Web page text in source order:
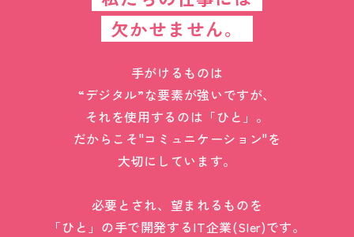
欠かせません。
手がけるものは
“デジタル”な要素が強いですが、
それを使用するのは「ひと」。
だからこそ"コミュニケーション"を
大切にしています。
必要とされ、望まれるものを
「ひと」の手で開発するIT企業(SIer)です。